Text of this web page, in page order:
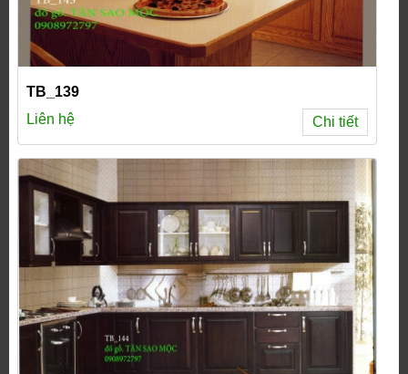
TB_139
Liên hệ
Chi tiết